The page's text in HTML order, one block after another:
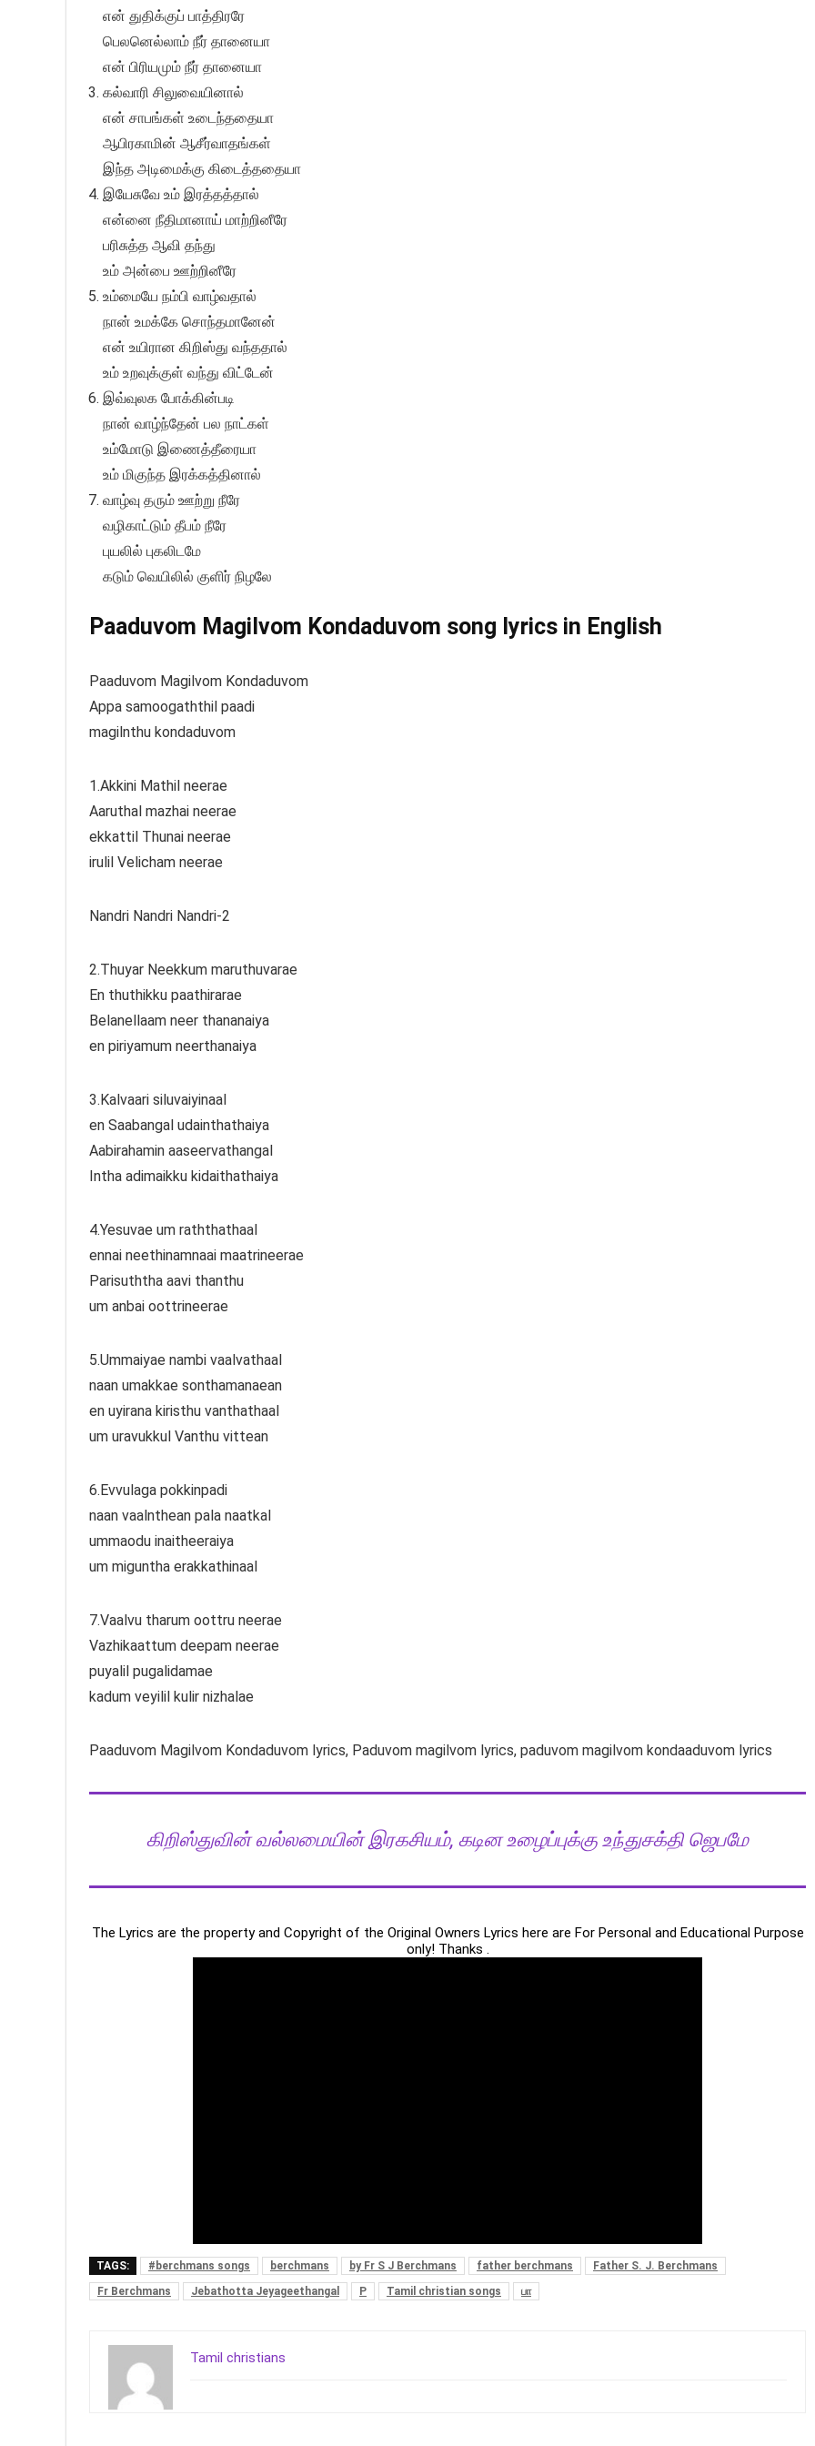
என் துதிக்குப் பாத்திரரே
பெலனெல்லாம் நீர் தானையா
என் பிரியமும் நீர் தானையா
கல்வாரி சிலுவையினால்
என் சாபங்கள் உடைந்ததையா
ஆபிரகாமின் ஆசீர்வாதங்கள்
இந்த அடிமைக்கு கிடைத்ததையா
இயேசுவே உம் இரத்தத்தால்
என்னை நீதிமானாய் மாற்றினீரே
பரிசுத்த ஆவி தந்து
உம் அன்பை ஊற்றினீரே
உம்மையே நம்பி வாழ்வதால்
நான் உமக்கே சொந்தமானேன்
என் உயிரான கிறிஸ்து வந்ததால்
உம் உறவுக்குள் வந்து விட்டேன்
இவ்வுலக போக்கின்படி
நான் வாழ்ந்தேன் பல நாட்கள்
உம்மோடு இணைத்தீரையா
உம் மிகுந்த இரக்கத்தினால்
வாழ்வு தரும் ஊற்று நீரே
வழிகாட்டும் தீபம் நீரே
புயலில் புகலிடமே
கடும் வெயிலில் குளிர் நிழலே
Paaduvom Magilvom Kondaduvom song lyrics in English
Paaduvom Magilvom Kondaduvom
Appa samoogaththil paadi
magilnthu kondaduvom
1.Akkini Mathil neerae
Aaruthal mazhai neerae
ekkattil Thunai neerae
irulil Velicham neerae
Nandri Nandri Nandri-2
2.Thuyar Neekkum maruthuvarae
En thuthikku paathirarae
Belanellaam neer thananaiya
en piriyamum neerthanaiya
3.Kalvaari siluvaiyinaal
en Saabangal udainthathaiya
Aabirahamin aaseervathangal
Intha adimaikku kidaithathaiya
4.Yesuvae um raththathaal
ennai neethinamnaai maatrineerae
Parisuththa aavi thanthu
um anbai oottrineerae
5.Ummaiyae nambi vaalvathaal
naan umakkae sonthamanaean
en uyirana kiristhu vanthathaal
um uravukkul Vanthu vittean
6.Evvulaga pokkinpadi
naan vaalnthean pala naatkal
ummaodu inaitheeraiya
um miguntha erakkathinaal
7.Vaalvu tharum oottru neerae
Vazhikaattum deepam neerae
puyalil pugalidamae
kadum veyilil kulir nizhalae
Paaduvom Magilvom Kondaduvom lyrics, Paduvom magilvom lyrics, paduvom magilvom kondaaduvom lyrics
கிறிஸ்துவின் வல்லமையின் இரகசியம், கடின உழைப்புக்கு உந்துசக்தி ஜெபமே
The Lyrics are the property and Copyright of the Original Owners Lyrics here are For Personal and Educational Purpose
only! Thanks .
TAGS: #berchmans songs berchmans by Fr S J Berchmans father berchmans
Father S. J. Berchmans
Fr Berchmans
Jebathotta Jeyageethangal P Tamil christian songs பா
Tamil christians